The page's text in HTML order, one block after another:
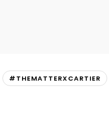
#THEMATTERXCARTIER